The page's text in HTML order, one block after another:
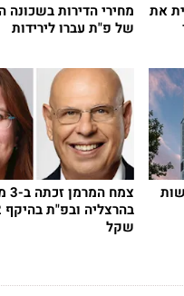
את
מחירי הדירות
של פ"ת עברו לירידות
שקל